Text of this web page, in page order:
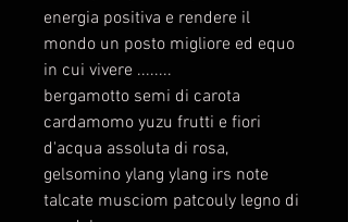
energia positiva e rendere il
mondo un posto migliore ed equo
in cui vivere ........
bergamotto semi di carota
cardamomo yuzu frutti e fiori
d'acqua assoluta di rosa,
gelsomino ylang ylang irs note
talcate musciom patcouly legno di